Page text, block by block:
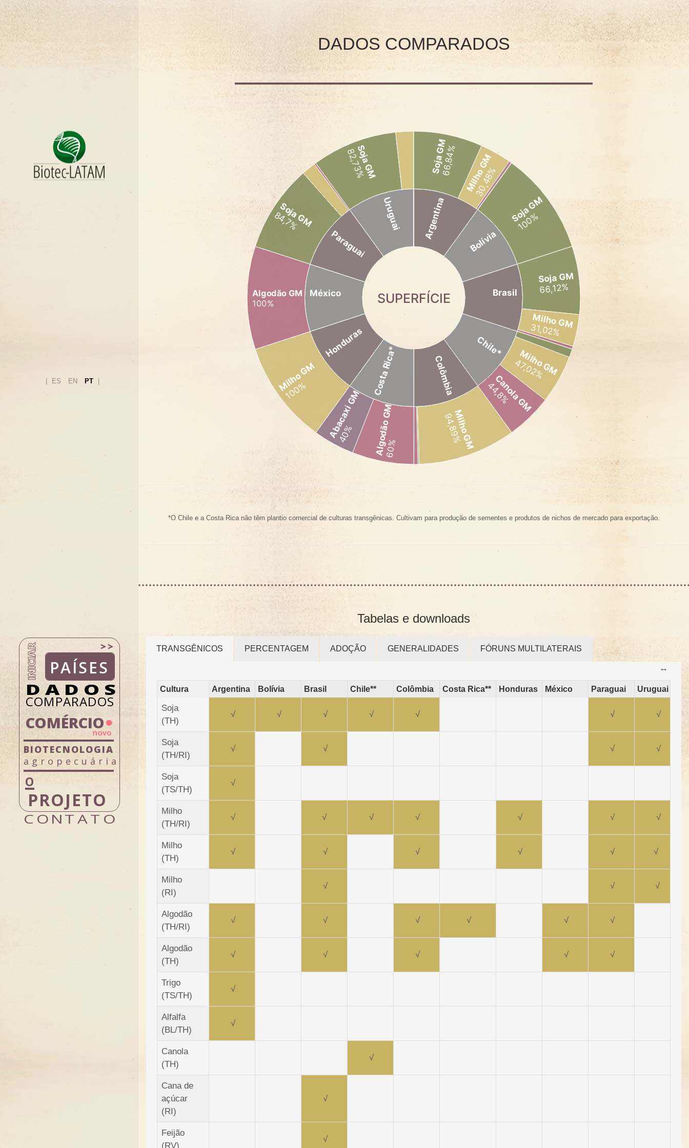
INICIAR PAÍSES
REP. DOMINICANA
COMPARADOS
COMÉRCIO
agropecuária
PROJETO
CONTATO
ES EN PT
DADOS COMPARADOS
*O Chile e a Costa Rica não têm plantio comercial de culturas transgênicas. Cultivam para produção de sementes e produtos de nichos de mercado para exportação.
Tabelas e downloads
TRANSGÊNICOS PERCENTAGEM ADOÇÃO GENERALIDADES FÓRUNS MULTILATERAIS
↔
Cultura Argentina Bolívia Brasil Chile** Colômbia Costa Rica** Honduras México Paraguai Uruguai
Soja
(TH)
√ √ √ √ √ √ √
Soja
(TH/RI)
√ √ √ √
Soja
(TS/TH)
√
Milho
(TH/RI)
√ √ √ √ √ √ √
Milho
(TH)
√ √ √ √ √ √
Milho
(RI)
√ √ √
Algodão
(TH/RI)
√ √ √ √ √ √
Algodão
(TH)
√ √ √ √ √
Trigo
(TS/TH)
√
Alfalfa
(BL/TH)
√
Canola
(TH)
√
Cana de
açúcar
(RI)
√
Feijão
(RV)
√